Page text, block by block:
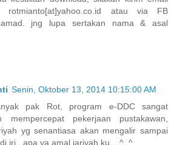
rotmianto[at]yahoo.co.id atau via FB
jng lupa sertakan nama & asal
Senin, Oktober 13, 2014 10:15:00 AM
pak Rot, program e-DDC sangat
mempercepat pekerjaan pustakawan,
yg senantiasa akan mengalir sampai
iri...apa ya amal jariyah ku... ^_^